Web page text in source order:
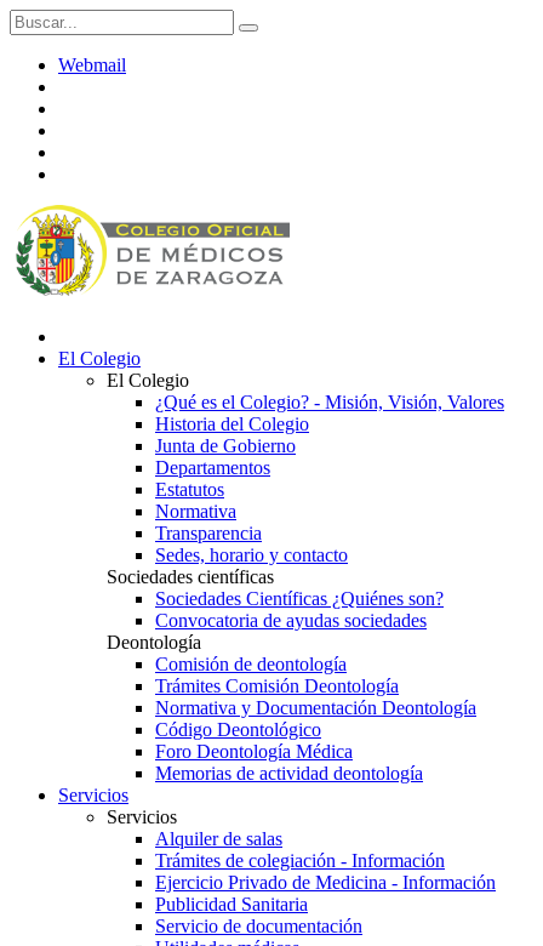
Webmail
El Colegio
El Colegio
¿Qué es el Colegio? - Misión, Visión, Valores
Historia del Colegio
Junta de Gobierno
Departamentos
Estatutos
Normativa
Transparencia
Sedes, horario y contacto
Sociedades científicas
Sociedades Científicas ¿Quiénes son?
Convocatoria de ayudas sociedades
Deontología
Comisión de deontología
Trámites Comisión Deontología
Normativa y Documentación Deontología
Código Deontológico
Foro Deontología Médica
Memorias de actividad deontología
Servicios
Servicios
Alquiler de salas
Trámites de colegiación - Información
Ejercicio Privado de Medicina - Información
Publicidad Sanitaria
Servicio de documentación